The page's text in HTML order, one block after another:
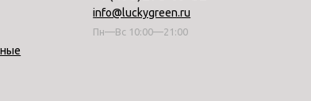
info@luckygreen.ru
Пн—Вс 10:00—21:00